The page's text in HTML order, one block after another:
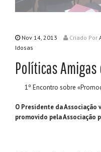
Nov 14, 2013 Criado Por
Idosas
Políticas Amigas
1º Encontro sobre
O Presidente da
promovido pela Associação